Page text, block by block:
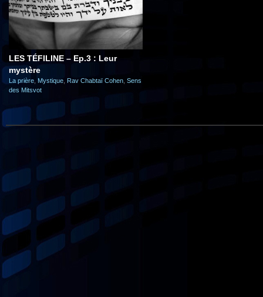
LES TÉFILINE – Ep.3 : Leur
mystère
La prière Mystique Rav Chabtaï Cohen Sens
des Mitsvot